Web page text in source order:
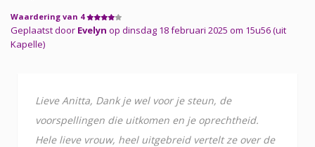
Waardering van 4
Geplaatst door Evelyn op dinsdag 18 februari 2025 om 15u56 (uit
Kapelle)
Lieve Anitta, Dank je wel voor je steun, de
voorspellingen die uitkomen en je oprechtheid.
Hele lieve vrouw, heel uitgebreid vertelt ze over de